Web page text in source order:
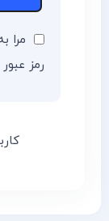
مرا
رمز